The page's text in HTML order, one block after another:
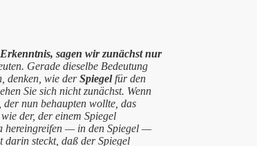
sagen wir zunächst nur
Gerade dieselbe Bedeutung
denken, wie derSpiegelfür den
Sie sich nicht zunächst. Wenn
der nun behaupten wollte, das
der, der einem Spiegel
hereingreifen — in den Spiegel —
steckt, daß der Spiegel